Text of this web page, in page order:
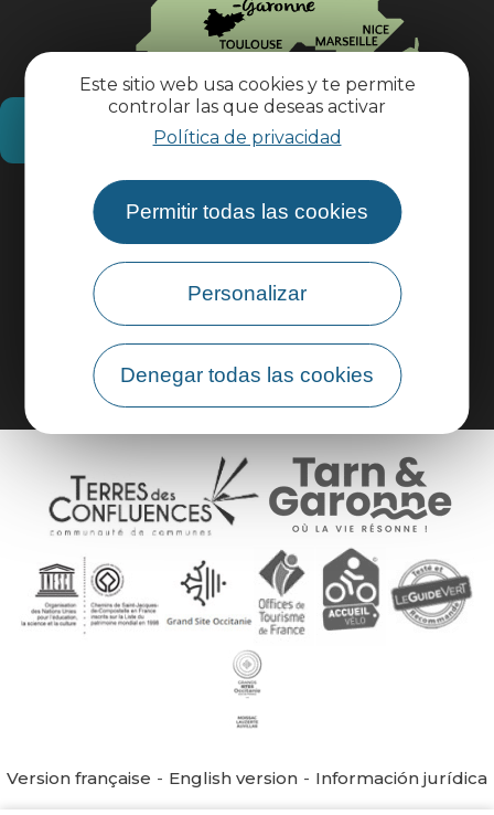
Este sitio web usa cookies y te permite
controlar las que deseas activar
Política de privacidad
Permitir todas las cookies
Personalizar
Denegar todas las cookies
¿Cómo llegar?
Área profesional
Área de grupo
Version française English version Información jurídica